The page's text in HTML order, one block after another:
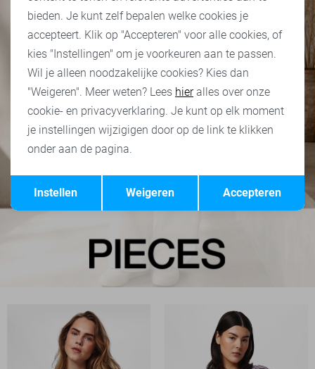
Terug Opslaan
bieden. Je kunt zelf bepalen welke cookies je
accepteert. Klik op "Accepteren" voor alle cookies, of
kies "Instellingen" om je voorkeuren aan te passen.
Wil je alleen noodzakelijke cookies? Kies dan
"Weigeren". Meer weten? Lees hieralles over onze
cookie- en privacyverklaring. Je kunt op elk moment
je instellingen wijzigigen door op de link te klikken
onder aan de pagina.
Accepteren
Weigeren
Instellen